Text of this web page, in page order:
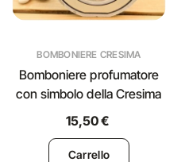
BOMBONIERE CRESIMA
Bomboniere profumatore
con simbolo della Cresima
15,50 €
Carrello